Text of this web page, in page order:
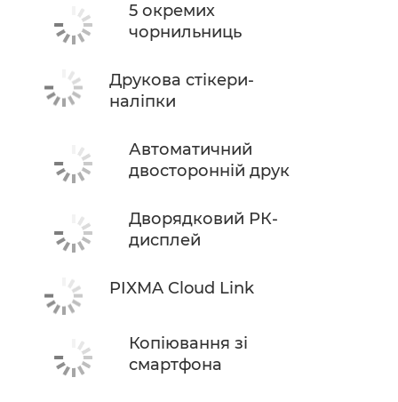
5 окремих
чорнильниць
Друкова стікери-
наліпки
Автоматичний
двосторонній друк
Дворядковий РК-
дисплей
PIXMA Cloud Link
Копіювання зі
смартфона